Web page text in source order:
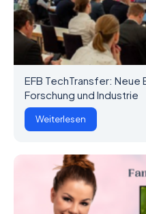
EFB TechTransfer: Neue
Forschung und Industrie
Weiterlesen